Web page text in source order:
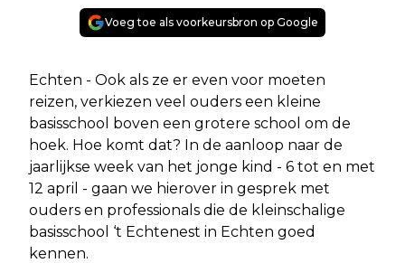
Voeg toe als voorkeursbron op Google
Echten - Ook als ze er even voor moeten
reizen, verkiezen veel ouders een kleine
basisschool boven een grotere school om de
hoek. Hoe komt dat? In de aanloop naar de
jaarlijkse week van het jonge kind - 6 tot en met
12 april - gaan we hierover in gesprek met
ouders en professionals die de kleinschalige
basisschool ‘t Echtenest in Echten goed
kennen.